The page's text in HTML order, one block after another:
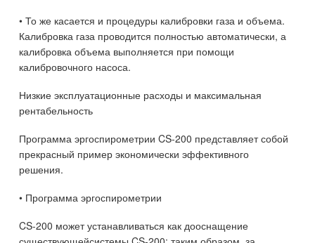
• То же касается и процедуры калибровки газа и объема.
Калибровка газа проводится полностью автоматически, а
калибровка объема выполняется при помощи
калибровочного насоса.
Низкие эксплуатационные расходы и максимальная
рентабельность
Программа эргоспирометрии CS-200 представляет собой
прекрасный пример экономически эффективного
решения.
• Программа эргоспирометрии
CS-200 может устанавливаться как дооснащение